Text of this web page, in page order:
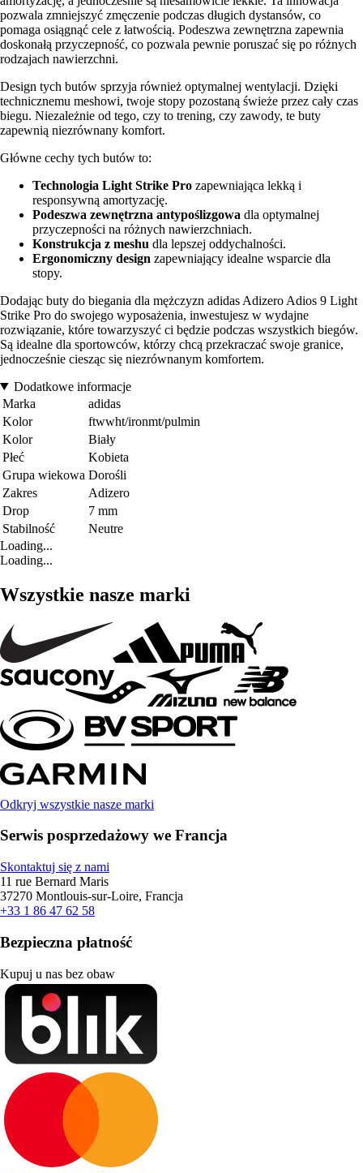
pozwala zmniejszyć zmęczenie podczas długich dystansów, co
pomaga osiągnąć cele z łatwością. Podeszwa zewnętrzna zapewnia
doskonałą przyczepność, co pozwala pewnie poruszać się po różnych
rodzajach nawierzchni.
Design tych butów sprzyja również optymalnej wentylacji. Dzięki
technicznemu meshowi, twoje stopy pozostaną świeże przez cały czas
biegu. Niezależnie od tego, czy to trening, czy zawody, te buty
zapewnią niezrównany komfort.
Główne cechy tych butów to:
Technologia Light Strike Pro zapewniająca lekką i
responsywną amortyzację.
Podeszwa zewnętrzna antypoślizgowa dla optymalnej
przyczepności na różnych nawierzchniach.
Konstrukcja z meshu dla lepszej oddychalności.
Ergonomiczny design zapewniający idealne wsparcie dla
stopy.
Dodając buty do biegania dla mężczyzn adidas Adizero Adios 9 Light
Strike Pro do swojego wyposażenia, inwestujesz w wydajne
rozwiązanie, które towarzyszyć ci będzie podczas wszystkich biegów.
Są idealne dla sportowców, którzy chcą przekraczać swoje granice,
jednocześnie ciesząc się niezrównanym komfortem.
Dodatkowe informacje
Marka
adidas
Kolor
ftwwht/ironmt/pulmin
Kolor
Biały
Płeć
Kobieta
Grupa wiekowa Dorośli
Zakres
Adizero
Drop
7 mm
Stabilność
Neutre
Loading...
Loading...
Wszystkie nasze marki
Odkryj wszystkie nasze marki
Serwis posprzedażowy we Francja
Skontaktuj się z nami
11 rue Bernard Maris
37270 Montlouis-sur-Loire, Francja
+33 1 86 47 62 58
Bezpieczna płatność
Kupuj u nas bez obaw